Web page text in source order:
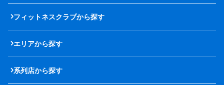
フィットネスクラブから探す
エリアから探す
系列店から探す